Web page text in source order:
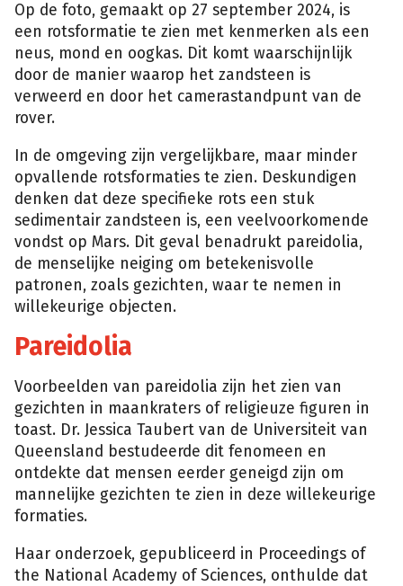
Op de foto, gemaakt op 27 september 2024, is
een rotsformatie te zien met kenmerken als een
neus, mond en oogkas. Dit komt waarschijnlijk
door de manier waarop het zandsteen is
verweerd en door het camerastandpunt van de
rover.
In de omgeving zijn vergelijkbare, maar minder
opvallende rotsformaties te zien. Deskundigen
denken dat deze specifieke rots een stuk
sedimentair zandsteen is, een veelvoorkomende
vondst op Mars. Dit geval benadrukt pareidolia,
de menselijke neiging om betekenisvolle
patronen, zoals gezichten, waar te nemen in
willekeurige objecten.
Pareidolia
Voorbeelden van pareidolia zijn het zien van
gezichten in maankraters of religieuze figuren in
toast. Dr. Jessica Taubert van de Universiteit van
Queensland bestudeerde dit fenomeen en
ontdekte dat mensen eerder geneigd zijn om
mannelijke gezichten te zien in deze willekeurige
formaties.
Haar onderzoek, gepubliceerd in Proceedings of
the National Academy of Sciences, onthulde dat